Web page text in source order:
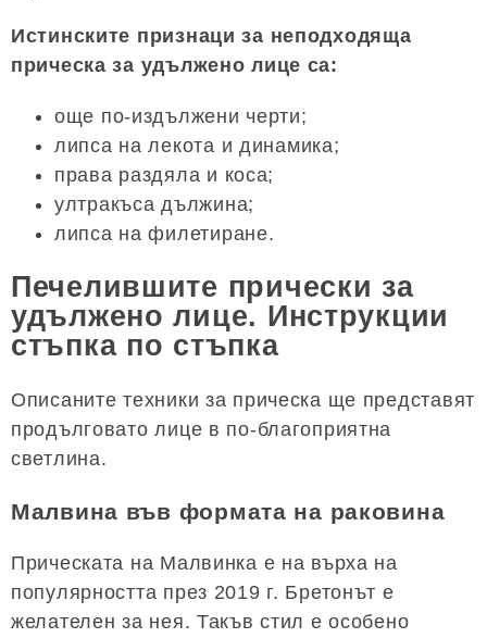
Истинските признаци за неподходяща
прическа за удължено лице са:
още по-издължени черти;
липса на лекота и динамика;
права раздяла и коса;
ултракъса дължина;
липса на филетиране.
Печелившите прически за
удължено лице. Инструкции
стъпка по стъпка
Описаните техники за прическа ще представят
продълговато лице в по-благоприятна
светлина.
Малвина във формата на раковина
Прическата на Малвинка е на върха на
популярността през 2019 г. Бретонът е
желателен за нея. Такъв стил е особено